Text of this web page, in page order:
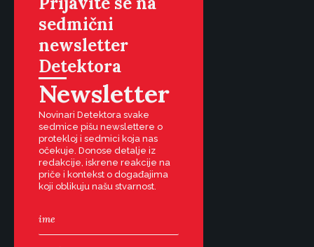
sedmični
newsletter
Detektora
Newsletter
Novinari Detektora svake
sedmice pišu newslettere o
protekloj i sedmici koja nas
očekuje. Donose detalje iz
redakcije, iskrene reakcije na
priče i kontekst o događajima
koji oblikuju našu stvarnost.